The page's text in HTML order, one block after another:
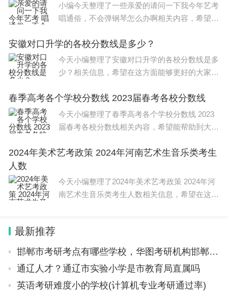
平台首页搜索“汽车以旧换新”小程序，或直接扫描“汽
车以旧换新”小程序二维码（参见商务部《汽车以旧
换新补贴问答手册》），进入申请页面，填写申请信
息并上传所需附件即可。
2.电脑端可通过登录“全国汽车流通信息管理系
统”网站(https://qclt.mofcom.gov.cn)，点击“汽车以旧
换新”专题，进入申请页面，填写申请信息并上传所
需附件即可。
市商务局会同相关部门对申请人提交的申请信息
进行审核，通过汽车以旧换新平台反馈审核结果。审
核结果以短信方式通知申请人。
贴范围的，予以审核通过。
申请人提交的信息不清晰，或者无法辨识的，申
请人应在本实施细则明确的申请截止日期前通过原渠
道补充提供相关信息。
小编今天整理了一些亲爱的请问一下我今年艺考
唱通俗，不会弹钢琴怎么办啊相关内容，希望能
汉音乐学院 ●通俗声乐演唱与编导 考试内容 1、
初试：《基础乐
安徽对口升学的各校分数线是多少？
今天小编整理了安徽对口升学的各校分数线是多
少？相关信息，希望在这方面能够更好的大家。
易。但也有人担心，春考招生计划比秋考少得
多，大部分人只能当分
春季高考各个学校分数线 2023届春考各校分数线
今天小编整理了春季高考各个学校分数线 2023
届春考各校分数线相关内容，希望能帮助到大
校 是不同的，但大部分学校的分数线都受到了
2024年美术艺考政策 2024年河南艺术生音乐类考生
人数
今天小编整理了2024年美术艺考政策 2024年河
南艺术生音乐类考生人数相关信息，希望在这方
最新推荐
邯郸市考研考点有哪些学校，华图考研机构邯郸有吗
通辽人才？通辽市实验小学是市教育局直属吗
英语考研难度小的学校(计算机专业考研通过率)